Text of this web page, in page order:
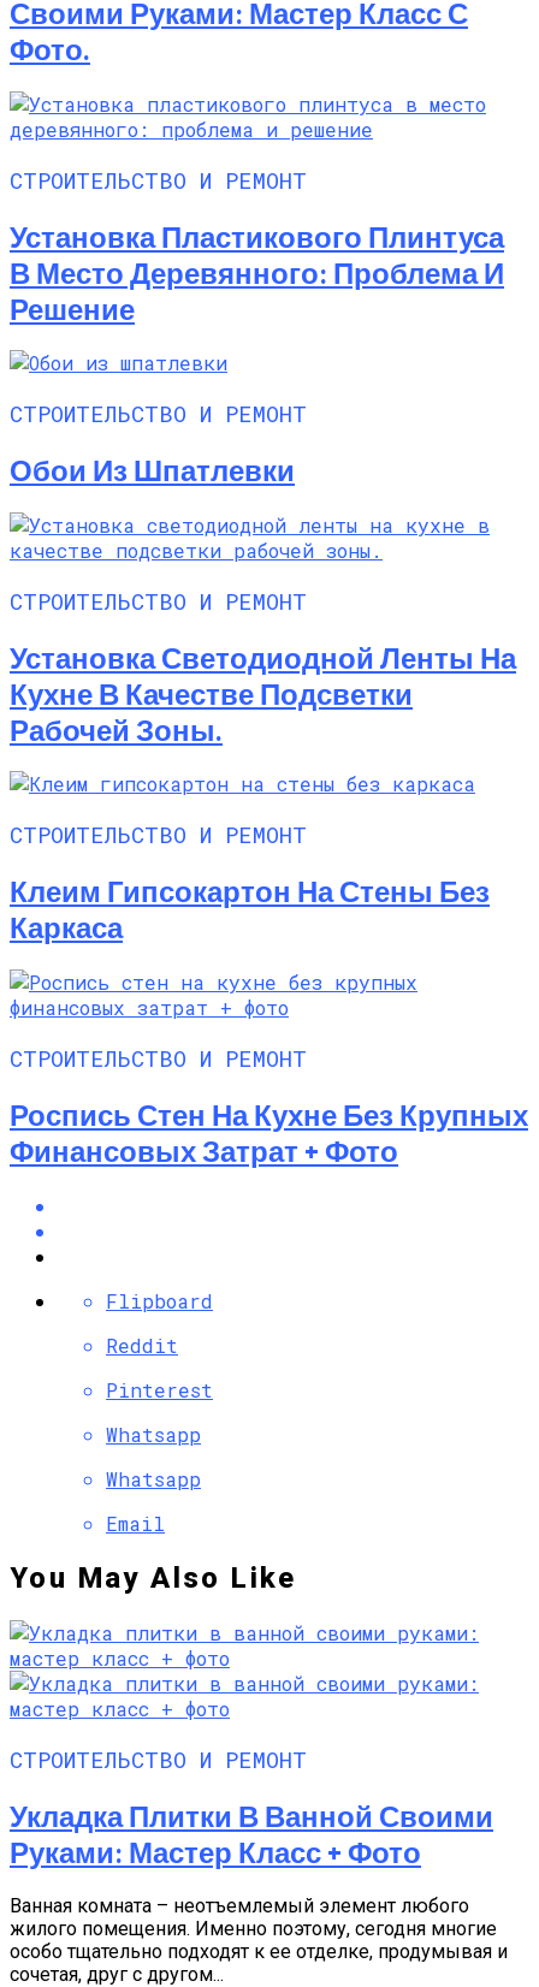
Своими Руками: Мастер Класс С
Фото.
СТРОИТЕЛЬСТВО И РЕМОНТ
Установка Пластикового Плинтуса
В Место Деревянного: Проблема И
Решение
СТРОИТЕЛЬСТВО И РЕМОНТ
Обои Из Шпатлевки
СТРОИТЕЛЬСТВО И РЕМОНТ
Установка Светодиодной Ленты На
Кухне В Качестве Подсветки
Рабочей Зоны.
СТРОИТЕЛЬСТВО И РЕМОНТ
Клеим Гипсокартон На Стены Без
Каркаса
СТРОИТЕЛЬСТВО И РЕМОНТ
Роспись Стен На Кухне Без Крупных
Финансовых Затрат + Фото
Flipboard
Reddit
Pinterest
Whatsapp
Whatsapp
Email
You May Also Like
СТРОИТЕЛЬСТВО И РЕМОНТ
Укладка Плитки В Ванной Своими
Руками: Мастер Класс + Фото
Ванная комната – неотъемлемый элемент любого
жилого помещения. Именно поэтому, сегодня многие
особо тщательно подходят к ее отделке, продумывая и
сочетая, друг с другом...